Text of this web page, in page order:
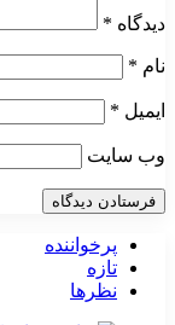
دیدگاه *
نام *
ایمیل *
وب‌ سایت
پرخواننده
تازه
نظرها